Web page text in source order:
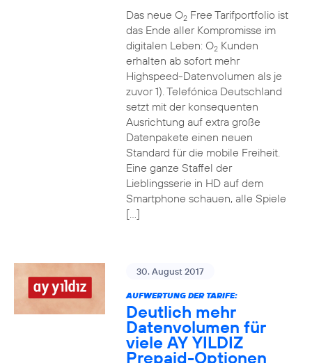
Das neue O2Free Tarifportfolio ist
das Ende aller Kompromisse im
digitalen Leben: O2Kunden
erhalten ab sofort mehr
Highspeed-Datenvolumen als je
zuvor 1). Telefónica Deutschland
setzt mit der konsequenten
Ausrichtung auf extra große
Datenpakete einen neuen
Standard für die mobile Freiheit.
Eine ganze Staffel der
Lieblingsserie in HD auf dem
Smartphone schauen, alle Spiele
[…]
30. August 2017
AUFWERTUNG DER TARIFE:
Deutlich mehr
Datenvolumen für
viele AY YILDIZ
Prepaid-Optionen